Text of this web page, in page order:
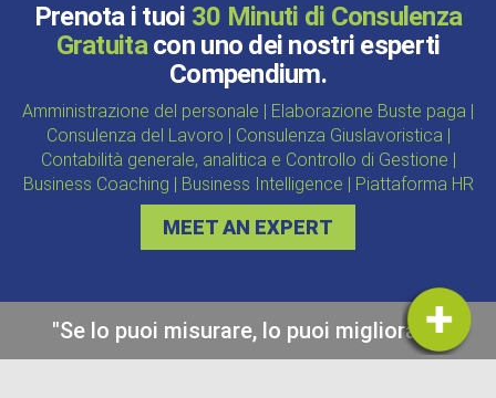
Prenota i tuoi 30 Minuti di Consulenza
Gratuitacon uno dei nostri esperti
Compendium.
Amministrazione del personale | Elaborazione Buste paga |
Consulenza del Lavoro | Consulenza Giuslavoristica |
Contabilità generale, analitica e Controllo di Gestione |
Business Coaching | Business Intelligence | Piattaforma HR
MEET AN EXPERT
"Se lo puoi misurare, lo puoi migliorare"